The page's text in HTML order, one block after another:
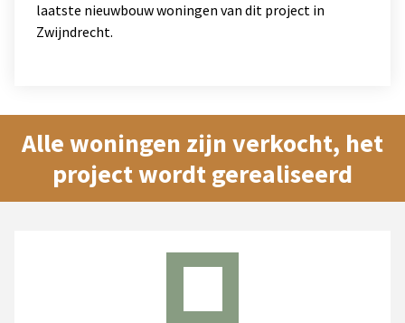
laatste nieuwbouw woningen van dit project in
Zwijndrecht.
Alle woningen zijn verkocht, het
project wordt gerealiseerd